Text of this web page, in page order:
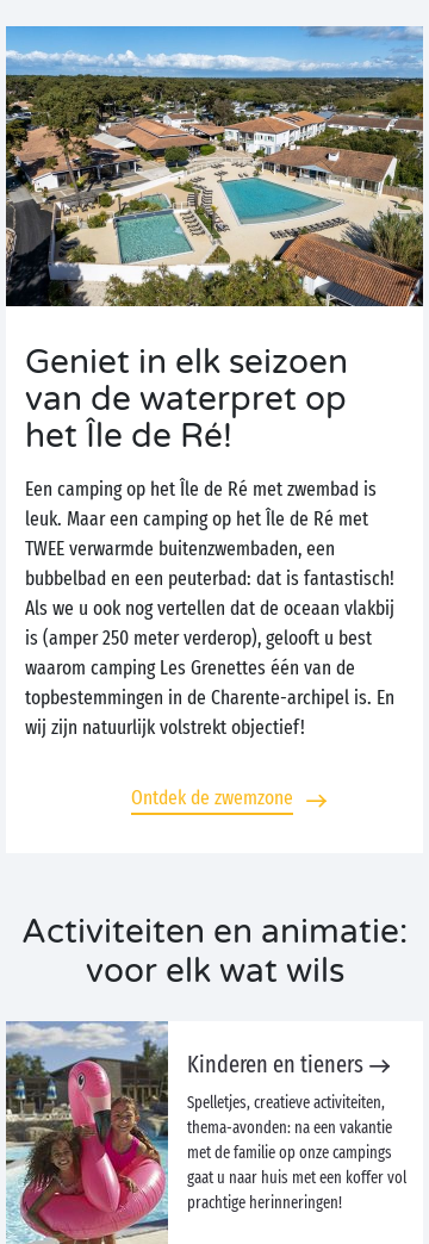
Geniet in elk seizoen
van de waterpret op
het Île de Ré!
Een camping op het Île de Ré met zwembad is
leuk. Maar een camping op het Île de Ré met
TWEE verwarmde buitenzwembaden, een
bubbelbad en een peuterbad: dat is fantastisch!
Als we u ook nog vertellen dat de oceaan vlakbij
is (amper 250 meter verderop), gelooft u best
waarom camping Les Grenettes één van de
topbestemmingen in de Charente-archipel is. En
wij zijn natuurlijk volstrekt objectief!
Ontdek de zwemzone
Activiteiten en animatie:
voor elk wat wils
Kinderen en tieners
Spelletjes, creatieve activiteiten,
thema-avonden: na een vakantie
met de familie op onze campings
gaat u naar huis met een koffer vol
prachtige herinneringen!